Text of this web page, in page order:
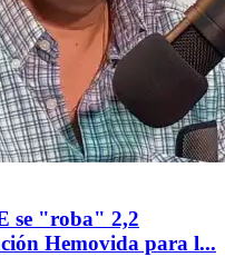
se "roba" 2,2
Hemovida para l...